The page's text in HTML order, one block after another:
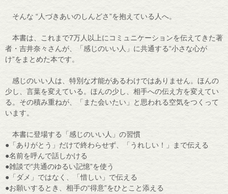
そんな “人づきあいのしんどさ”を抱えている人へ。
本書は、これまで7万人以上にコミュニケーションを伝えてきた著
者・吉井奈々さんが、「感じのいい人」に共通する“小さな心が
け”をまとめた本です。
感じのいい人は、特別な才能があるわけではありません。ほんの
少し、言葉を変えている。ほんの少し、相手への伝え方を変えてい
る。その積み重ねが、「また会いたい」と思われる空気をつくって
います。
本書に登場する「感じのいい人」の習慣
●「ありがとう」だけで終わらせず、「うれしい！」まで伝える
●名前を呼んで話しかける
●雑談で“共通のゆるい記憶”を使う
●「ダメ」ではなく、「惜しい」で伝える
●お願いするとき、相手の“得意”をひとこと添える